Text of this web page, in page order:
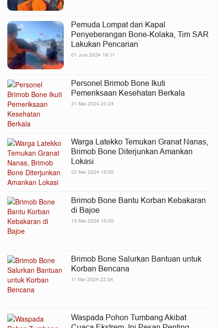
Pemuda Lompat dari Kapal
Penyeberangan Bone-Kolaka, Tim SAR
Lakukan Pencarian
01 Juni 2024 19:11
Personel Brimob Bone Ikuti
Pemeriksaan Kesehatan Berkala
31 Mei 2024 20:24
Warga Latekko Temukan Granat Nanas,
Brimob Bone Diterjunkan Amankan
Lokasi
22 Mei 2024 10:00
Brimob Bone Bantu Korban Kebakaran
di Bajoe
13 Mei 2024 10:00
Brimob Bone Salurkan Bantuan untuk
Korban Bencana
11 Mei 2024 22:04
Waspada Pohon Tumbang Akibat